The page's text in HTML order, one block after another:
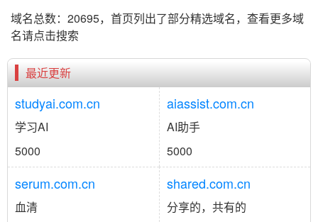
域名总数：20695，首页列出了部分精选域名，查看更多域
名请点击搜索
最近更新
studyai.com.cn
学习AI
5000
aiassist.com.cn
AI助手
5000
serum.com.cn
血清
shared.com.cn
分享的，共有的